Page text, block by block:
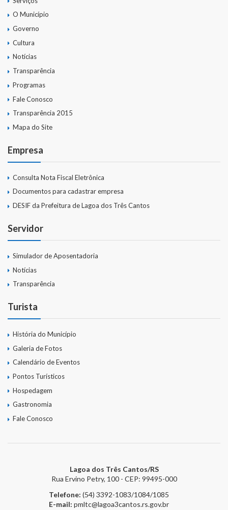
Carta de Serviços ao Usuário
Transparência 2015
Lei de Acesso à Informação – LAI
Acesso a Informação – SIC
O que é?
Perguntas e Respostas
Formulário de Pedido de Informações
Relatório Anual de Solicitações – SIC
Servidor
Gestão Saúde – GOVBR
Gestão Educação – Educar Web
O Município
Governo
Cultura
Notícias
Transparência
Programas
Fale Conosco
Transparência 2015
Mapa do Site
Empresa
Consulta Nota Fiscal Eletrônica
Documentos para cadastrar empresa
DESIF da Prefeitura de Lagoa dos Três Cantos
Servidor
Simulador de Aposentadoria
Notícias
Transparência
Turista
História do Município
Galeria de Fotos
Calendário de Eventos
Pontos Turísticos
Hospedagem
Gastronomia
Fale Conosco
Lagoa dos Três Cantos/RS
Rua Ervino Petry, 100 - CEP: 99495-000
Telefone: (54) 3392-1083/1084/1085
E-mail: pmltc@lagoa3cantos.rs.gov.br